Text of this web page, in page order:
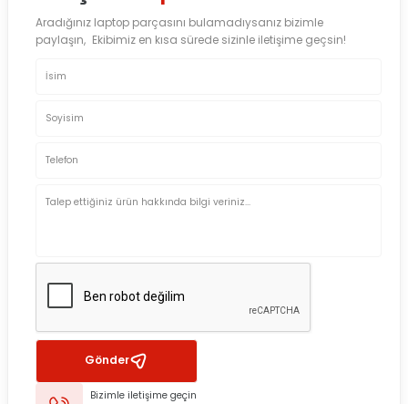
Aradığınız laptop parçasını bulamadıysanız bizimle
paylaşın, Ekibimiz en kısa sürede sizinle iletişime geçsin!
Gönder
Bizimle iletişime geçin